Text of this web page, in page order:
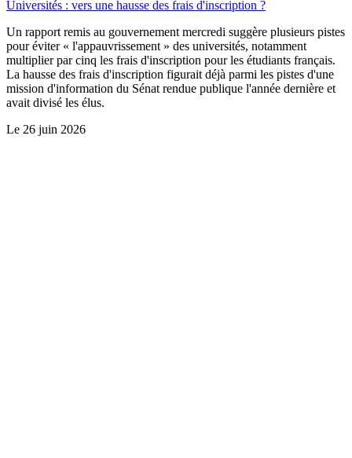
Universités : vers une hausse des frais d'inscription ?
Un rapport remis au gouvernement mercredi suggère plusieurs pistes
pour éviter « l'appauvrissement » des universités, notamment
multiplier par cinq les frais d'inscription pour les étudiants français.
La hausse des frais d'inscription figurait déjà parmi les pistes d'une
mission d'information du Sénat rendue publique l'année dernière et
avait divisé les élus.
Le 26 juin 2026